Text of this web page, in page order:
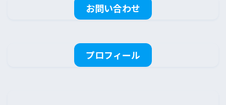
お問い合わせ
プロフィール